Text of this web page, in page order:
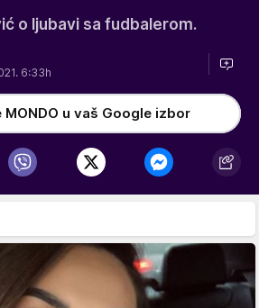
o ljubavi sa fudbalerom.
6:33h
MONDO u vaš Google izbor